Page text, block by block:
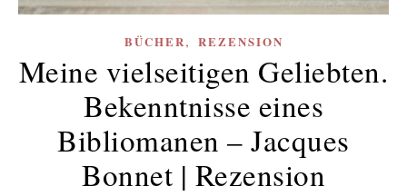
BÜCHER, REZENSION
Meine vielseitigen Geliebten.
Bekenntnisse eines
Bibliomanen – Jacques
Bonnet | Rezension